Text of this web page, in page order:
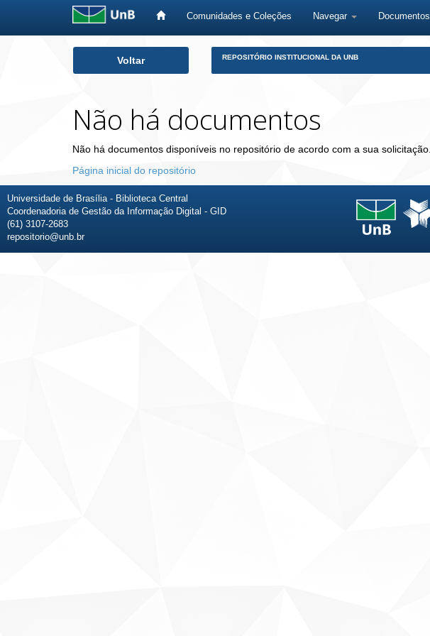
Comunidades e Coleções Navegar Documentos
Voltar REPOSITÓRIO INSTITUCIONAL DA UNB
Não há documentos
Não há documentos disponíveis no repositório de acordo com a sua solicitação.
Página inicial do repositório
Universidade de Brasília - Biblioteca Central
Coordenadoria de Gestão da Informação Digital - GID
(61) 3107-2683
repositorio@unb.br